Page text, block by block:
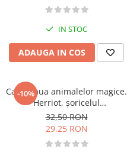
Crime, Thriller, Mistery
Istorica
Literatura de divertisment
Memorii si jurnale
Moderna, contemporana
Poezie, teatru
Publicistica, eseu
IN STOC
ADAUGA IN COS
-10%
Cafeneaua animalelor magice.
Herriot, șoricelul
supraveghetor
32,50 RON
29,25 RON